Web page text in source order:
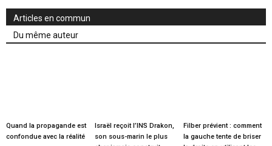
Articles en commun
Du même auteur
Quand la propagande est
confondue avec la réalité
Israël reçoit l’INS Drakon,
son sous-marin le plus
Filber prévient : comment
la gauche tente de briser